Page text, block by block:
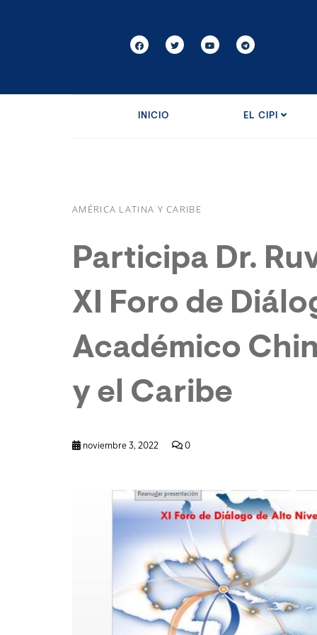
INICIO EL CIPI
AMÉRICA LATINA Y CARIBE
Participa Dr.
XI Foro de
Académico
y el Caribe
noviembre 3, 2022 0